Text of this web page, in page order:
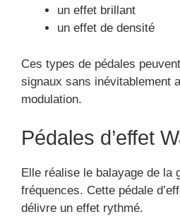
un effet brillant
un effet de densité
Ces types de pédales
signaux sans inévitablement
modulation.
Pédales d’effet
Elle réalise le balayage de la
fréquences. Cette pédale
délivre un effet rythmé.